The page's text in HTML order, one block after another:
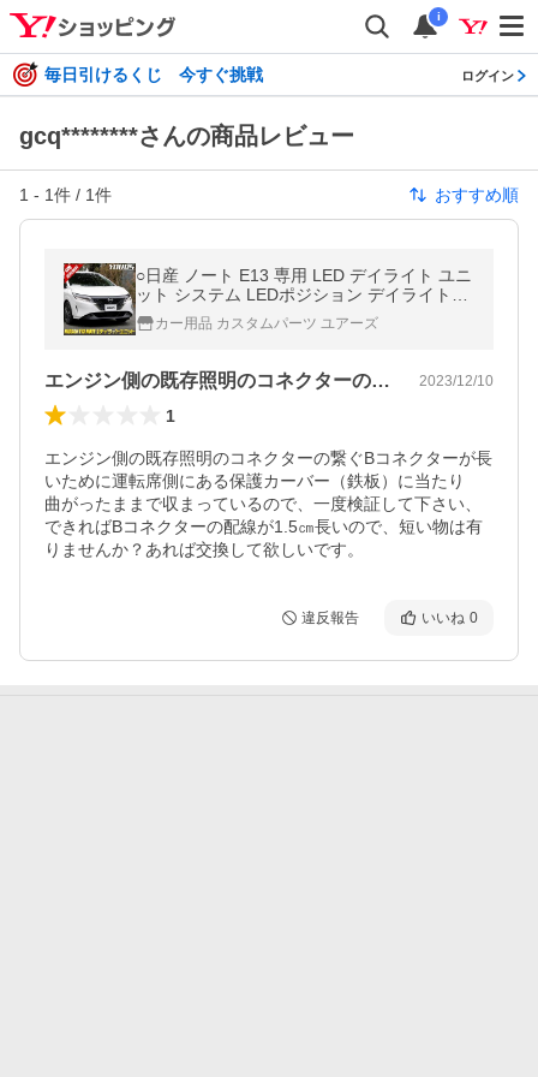
i
毎日引けるくじ 今すぐ挑戦 ログイン
gcq********さんの商品レビュー
1 - 1件 / 1件 おすすめ順
○日産 ノート E13 専用 LED デイライト ユニ
ット システム LEDポジション デイライト化
ドレスアップ[２]
カー用品 カスタムパーツ ユアーズ
エンジン側の既存照明のコネクターの繋ぐ… 2023/12/10
1
エンジン側の既存照明のコネクターの繋ぐBコネクターが長
いために運転席側にある保護カーバー（鉄板）に当たり
曲がったままで収まっているので、一度検証して下さい、
できればBコネクターの配線が1.5㎝長いので、短い物は有
りませんか？あれば交換して欲しいです。
違反報告 いいね 0